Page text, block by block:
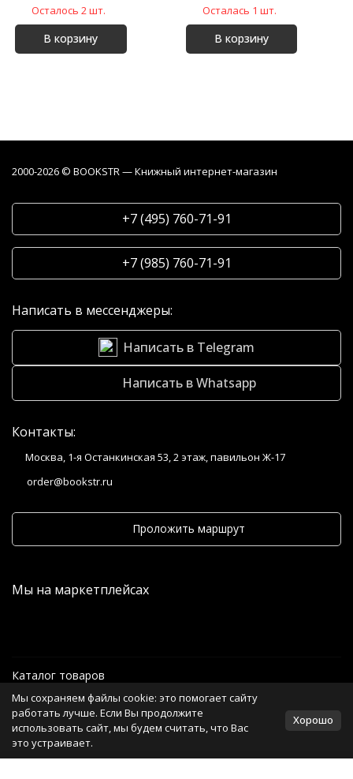
Осталось 2 шт.
В корзину
Осталась 1 шт.
В корзину
2000-2026 © BOOKSTR — Книжный интернет-магазин
+7 (495) 760-71-91
+7 (985) 760-71-91
Написать в мессенджеры:
Написать в Telegram
Написать в Whatsapp
Контакты:
Москва, 1-я Останкинская 53, 2 этаж, павильон Ж-17
order@bookstr.ru
Проложить маршрут
Мы на маркетплейсах
Каталог товаров
Информация
Политика персональных данных
Мы сохраняем файлы cookie: это помогает сайту
работать лучше. Если Вы продолжите
использовать сайт, мы будем считать, что Вас
это устраивает.
Хорошо